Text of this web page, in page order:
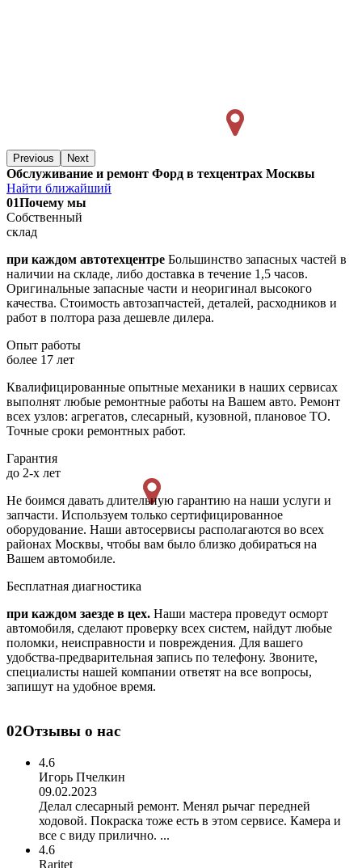
Previous Next
Обслуживание и ремонт Форд в техцентрах Москвы
Найти ближайший
01Почему мы
Собственный
склад
при каждом автотехцентре Большинство запасных частей в
наличии на складе, либо доставка в течение 1,5 часов.
Оригинальные запасные части и неоригинал высокого
качества. Стоимость автозапчастей, деталей, расходников и
работ в полтора раза дешевле дилера.
Опыт работы
более 17 лет
Квалифицированные опытные механики в наших сервисах
выполнят любые ремонтные работы на Вашем авто. Ремонт
всех узлов: агрегатов, слесарный, кузовной, плановое ТО.
Точные сроки ремонтных работ.
Гарантия
до 2-х лет
Не боимся давать длительную гарантию на наши услуги и
запчасти. Используем только сертифицированное
оборудование. Наши автосервисы располагаются во всех
районах Москвы, чтобы вам было близко добираться на
Вашем автомобиле.
Бесплатная диагностика
при каждом заезде в цех. Наши мастера проведут осморт
автомобиля, сделают проверку всех систем, найдут любые
поломки, неисправности и повреждения. Для вашего
удобства-предварительная запись по телефону. Звоните,
специалисты нашей компании ответят на все вопросы,
запишут на удобное время.
02Отзывы о нас
4.6
Игорь Пчелкин
09.02.2023
Делал слесарный ремонт. Менял рычаг передней
ходовой. Покраска тоже есть в этом сервисе. Камера и
все с виду прилично. ...
4.6
Raritet